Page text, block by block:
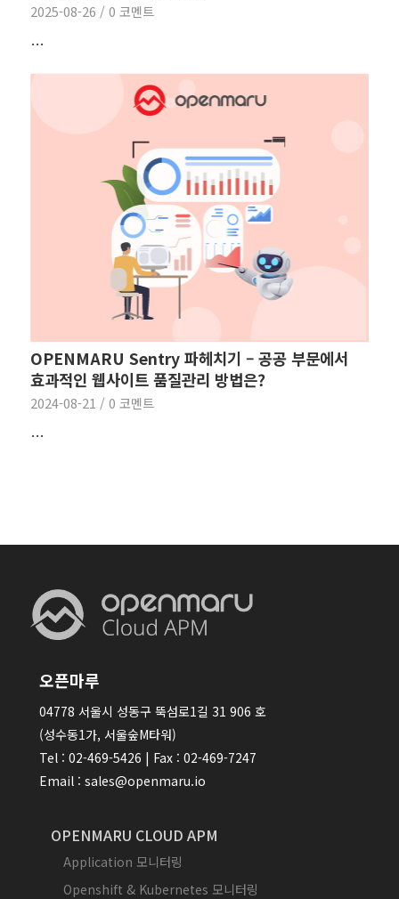
2025-08-26 / 0 코멘트
…
OPENMARU Sentry 파헤치기 – 공공 부문에서
효과적인 웹사이트 품질관리 방법은?
2024-08-21 / 0 코멘트
…
오픈마루
04778 서울시 성동구 뚝섬로1길 31 906 호
(성수동1가, 서울숲M타워)
Tel : 02-469-5426 | Fax : 02-469-7247
Email : sales@openmaru.io
OPENMARU CLOUD APM
Application 모니터링
Openshift & Kubernetes 모니터링